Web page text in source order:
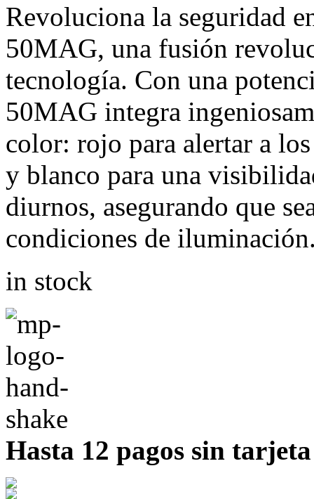
Revoluciona la seguridad
50MAG, una fusión
tecnología. Con una
50MAG integra
color: rojo para alertar a
y blanco para una
diurnos, asegurando que
condiciones de
in stock
Hasta 12 pagos sin tarjeta